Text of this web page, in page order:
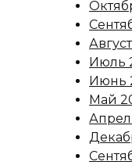
Июль
Июнь
Май